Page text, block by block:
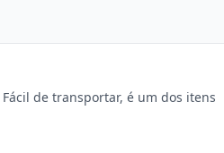
de transportar, é um dos itens